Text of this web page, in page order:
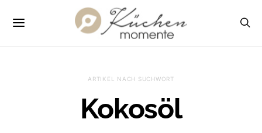
ARTIKEL NACH SUCHWORT
Kokosöl